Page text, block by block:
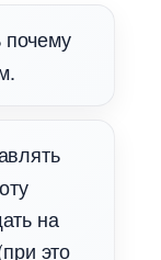
почему
на
это